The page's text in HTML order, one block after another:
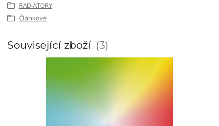
RADIÁTORY
Článkové
Související zboží 3